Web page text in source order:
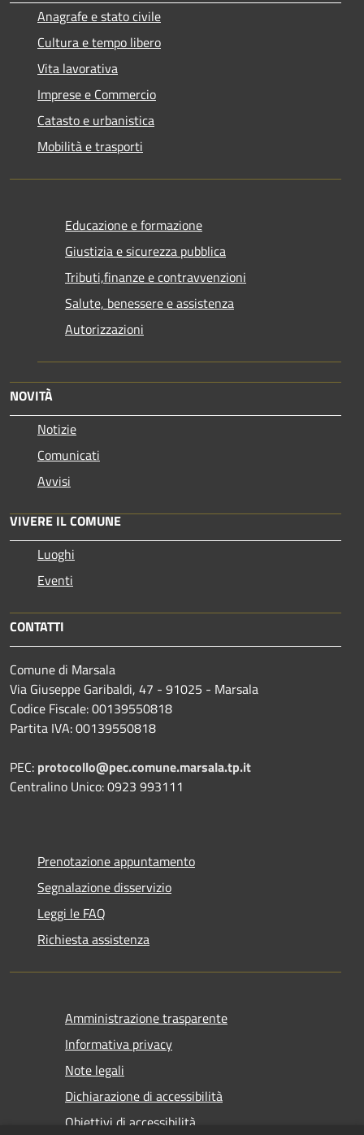
Anagrafe e stato civile
Cultura e tempo libero
Vita lavorativa
Imprese e Commercio
Catasto e urbanistica
Mobilità e trasporti
Educazione e formazione
Giustizia e sicurezza pubblica
Tributi,finanze e contravvenzioni
Salute, benessere e assistenza
Autorizzazioni
NOVITÀ
Notizie
Comunicati
Avvisi
VIVERE IL COMUNE
Luoghi
Eventi
CONTATTI
Comune di Marsala
Via Giuseppe Garibaldi, 47 - 91025 - Marsala
Codice Fiscale: 00139550818
Partita IVA: 00139550818
PEC: protocollo@pec.comune.marsala.tp.it
Centralino Unico: 0923 993111
Prenotazione appuntamento
Segnalazione disservizio
Leggi le FAQ
Richiesta assistenza
Amministrazione trasparente
Informativa privacy
Note legali
Dichiarazione di accessibilità
Obiettivi di accessibilità